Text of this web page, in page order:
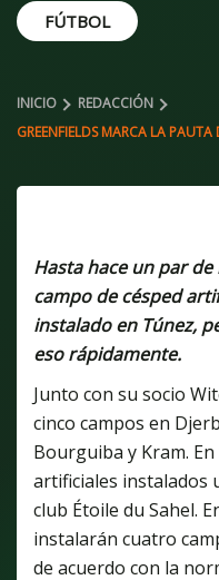
FÚTBOL
INICIO
REDACCIÓN
GREENFIELDS MARCA LA
Hasta hace un par
campo de césped
instalado en Túnez,
eso rápidamente.
Junto con su socio
cinco campos en
Bourguiba y Kram.
artificiales instalados
club Étoile du Sahel.
instalarán cuatro
de acuerdo con la